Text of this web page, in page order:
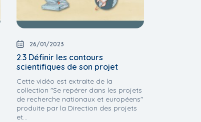
26/01/2023
2.3 Définir les contours
scientifiques de son projet
Cette vidéo est extraite de la
collection "Se repérer dans les projets
de recherche nationaux et européens"
produite par la Direction des projets
et...